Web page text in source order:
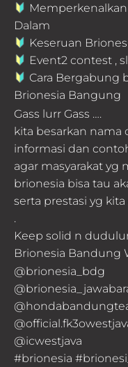
Dalam
Keseruan
Event2 contest ,
Cara Bergabung
Brionesia Bangung
Gass lurr Gass ….
kita besarkan
informasi dan
agar masyarakat
brionesia bisa tau
serta prestasi yg kita
.
Keep solid n
Brionesia Bandung
@brionesia_bdg
@icwestjava
#brionesia